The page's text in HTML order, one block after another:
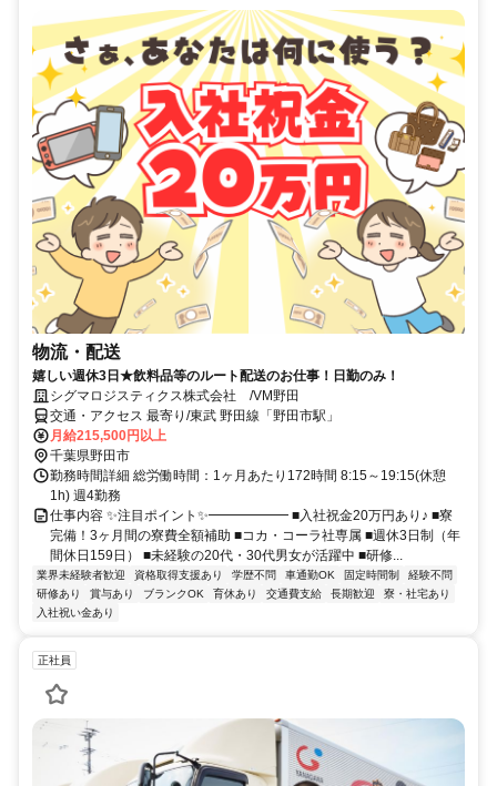
物流・配送
嬉しい週休3日★飲料品等のルート配送のお仕事！日勤のみ！
シグマロジスティクス株式会社 /VM野田
交通・アクセス 最寄り/東武 野田線「野田市駅」
月給215,500円以上
千葉県野田市
勤務時間詳細 総労働時間：1ヶ月あたり172時間 8:15～19:15(休憩
1h) 週4勤務
仕事内容 ✨注目ポイント✨━━━━━━ ■入社祝金20万円あり♪ ■寮
完備！3ヶ月間の寮費全額補助 ■コカ・コーラ社専属 ■週休3日制（年
間休日159日） ■未経験の20代・30代男女が活躍中 ■研修...
業界未経験者歓迎 資格取得支援あり 学歴不問 車通勤OK 固定時間制
経験不問
研修あり
賞与あり ブランクOK 育休あり 交通費支給 長期歓迎
寮・社宅あり
入社祝い金あり
正社員